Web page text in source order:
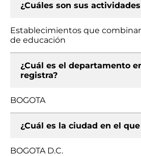
¿Cuáles son sus
Establecimientos que
de educación
¿Cuál es el departamento
registra?
BOGOTA
¿Cuál es la ciudad en el
BOGOTA D.C.